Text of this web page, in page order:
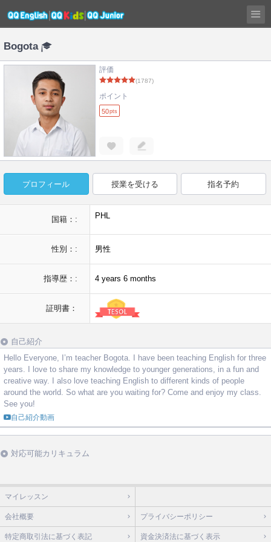
Bogota
評価
(1787)
ポイント
50pts
プロフィール 授業を受ける 指名予約
国籍：: PHL
性別：: 男性
指導歴：: 4 years 6 months
証明書：
自己紹介
Hello Everyone, I’m teacher Bogota. I have been teaching English for three
years. I love to share my knowledge to younger generations, in a fun and
creative way. I also love teaching English to different kinds of people
around the world. So what are you waiting for? Come and enjoy my class.
See you!
自己紹介動画
対応可能カリキュラム
マイレッスン
会社概要 プライバシーポリシー
特定商取引法に基づく表記 資金決済法に基づく表示